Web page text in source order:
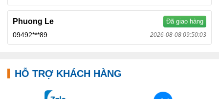
Phuong Le Đã giao hàng
09492***89 2026-08-08 09:50:03
HỖ TRỢ KHÁCH HÀNG